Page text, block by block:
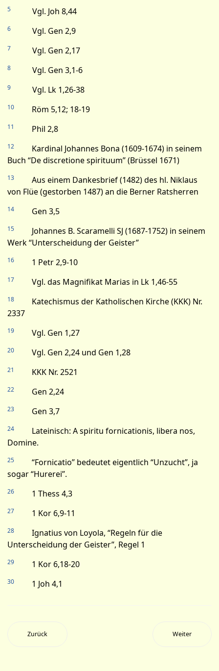
5 Vgl. Joh 8,44
6 Vgl. Gen 2,9
7 Vgl. Gen 2,17
8 Vgl. Gen 3,1-6
9 Vgl. Lk 1,26-38
10 Röm 5,12; 18-19
11 Phil 2,8
12
Kardinal Johannes Bona (1609-1674) in seinem
Buch “De discretione spirituum” (Brüssel 1671)
13
Aus einem Dankesbrief (1482) des hl. Niklaus
von Flüe (gestorben 1487) an die Berner Ratsherren
14 Gen 3,5
15
Johannes B. Scaramelli SJ (1687-1752) in seinem
Werk “Unterscheidung der Geister”
16 1 Petr 2,9-10
17 Vgl. das Magnifikat Marias in Lk 1,46-55
18
Katechismus der Katholischen Kirche (KKK) Nr.
2337
19 Vgl. Gen 1,27
20 Vgl. Gen 2,24 und Gen 1,28
21 KKK Nr. 2521
22 Gen 2,24
23 Gen 3,7
24
Lateinisch: A spiritu fornicationis, libera nos,
Domine.
25
“Fornicatio” bedeutet eigentlich “Unzucht”, ja
sogar “Hurerei”.
26 1 Thess 4,3
27 1 Kor 6,9-11
28
Ignatius von Loyola, “Regeln für die
Unterscheidung der Geister”, Regel 1
29 1 Kor 6,18-20
30 1 Joh 4,1
Zurück Weiter